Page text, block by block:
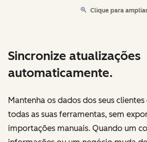
Clique para
Sincronize atualizações
automaticamente.
Mantenha os dados dos seus
todas as suas ferramentas, sem
importações manuais. Quando um